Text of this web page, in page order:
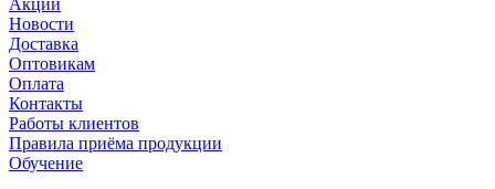
Новости
Доставка
Оптовикам
Оплата
Контакты
Работы клиентов
Правила приёма продукции
Обучение